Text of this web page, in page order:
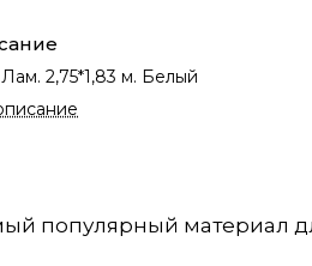
2,75*1,83 м. Белый
популярный материал